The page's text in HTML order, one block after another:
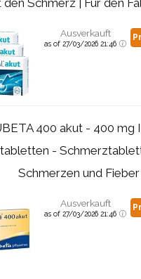
den Schmerz | Für den
Ausverkauft
as of 27/03/2026 21:46
400 akut - 400 mg
-
Schmerzen und Fieber
Ausverkauft
as of 27/03/2026 21:46